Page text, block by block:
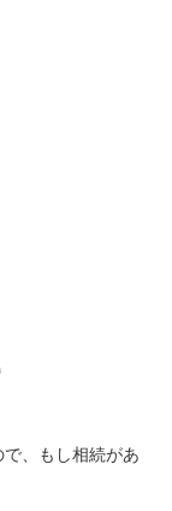
、もし相続があ